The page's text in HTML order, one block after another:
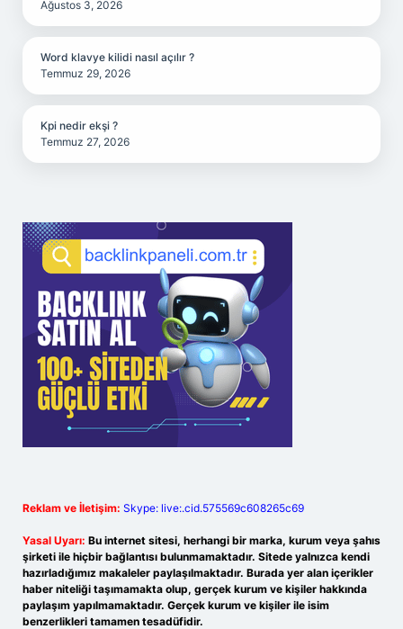
Ağustos 3, 2026
Word klavye kilidi nasıl açılır ?
Temmuz 29, 2026
Kpi nedir ekşi ?
Temmuz 27, 2026
Reklam ve İletişim: Skype: live:.cid.575569c608265c69
Yasal Uyarı: Bu internet sitesi, herhangi bir marka, kurum veya şahıs
şirketi ile hiçbir bağlantısı bulunmamaktadır. Sitede yalnızca kendi
hazırladığımız makaleler paylaşılmaktadır. Burada yer alan içerikler
haber niteliği taşımamakta olup, gerçek kurum ve kişiler hakkında
paylaşım yapılmamaktadır. Gerçek kurum ve kişiler ile isim
benzerlikleri tamamen tesadüfidir.